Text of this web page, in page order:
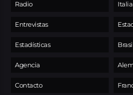
Radio
Entrevistas
Estadísticas
Agencia
Contacto
Italia
Brasil